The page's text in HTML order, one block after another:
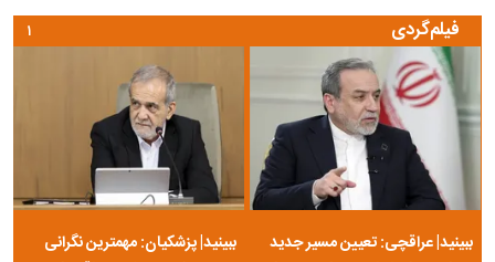
فیلم‌گردی
ببینید| عراقچی: تعیین مسیر جدید
ببینید| پزشکیان: مهمترین نگرانی
۱